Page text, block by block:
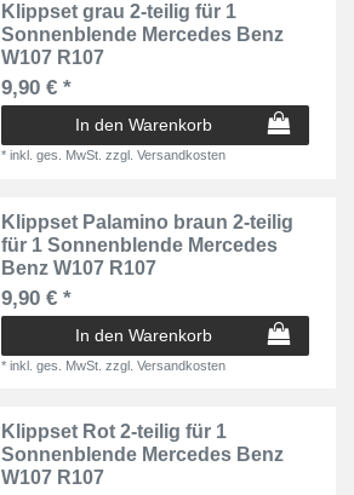
Klippset grau 2-teilig für 1
Sonnenblende Mercedes Benz
W107 R107
9,90 € *
In den Warenkorb
*inkl. ges. MwSt. zzgl.Versandkosten
Klippset Palamino braun 2-teilig
für 1 Sonnenblende Mercedes
Benz W107 R107
9,90 € *
In den Warenkorb
*inkl. ges. MwSt. zzgl.Versandkosten
Klippset Rot 2-teilig für 1
Sonnenblende Mercedes Benz
W107 R107